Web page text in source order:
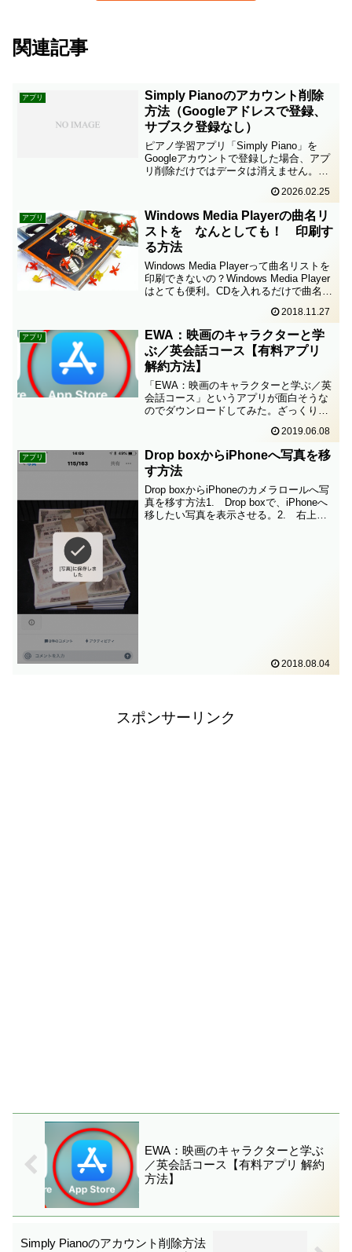
関連記事
アプリ
Simply Pianoのアカウント削除
方法（Googleアドレスで登録、
サブスク登録なし）
ピアノ学習アプリ「Simply Piano」を
Googleアカウントで登録した場合、アプ
リ削除だけではデータは消えません。ア
は、Simply Pianoをダウンロードして、
アカウントを登録したけれど、使い...
2026.02.25
アプリ
Windows Media Playerの曲名リ
ストを なんとしても！ 印刷す
る方法
Windows Media Playerって曲名リストを
印刷できないの？Windows Media Player
はとても便利。CDを入れるだけで曲名が
トを作ることもできる。個人使用のため
であれば、オリジナ...
2018.11.27
アプリ
EWA：映画のキャラクターと学
ぶ／英会話コース【有料アプリ
解約方法】
「EWA：映画のキャラクターと学ぶ／英
会話コース」というアプリが面白そうな
のでダウンロードしてみた。ざっくりし
空欄に埋めたり、正しい語順に並べ替え
たり、なんとなく覚えられそうな工夫は
ある。映画を使って英会...
2019.06.08
アプリ
Drop boxからiPhoneへ写真を移
す方法
Drop boxからiPhoneのカメラロールへ写
真を移す方法1. Drop boxで、iPhoneへ
移したい写真を表示させる。2. 右上
2018.08.04
スポンサーリンク
EWA：映画のキャラクターと学ぶ
／英会話コース【有料アプリ 解約
方法】
Simply Pianoのアカウント削除方法